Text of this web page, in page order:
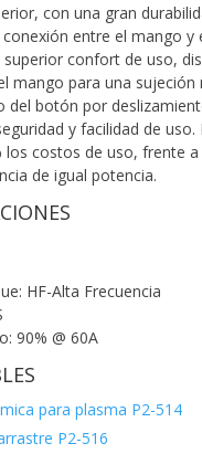
con una gran
entre el mango y
superior confort de uso,
mango para una sujeción
del botón por
y facilidad de uso.
los costos de uso, frente
de igual potencia.
HF-Alta Frecuencia
90% @ 60A
para plasma P2-514
P2-516